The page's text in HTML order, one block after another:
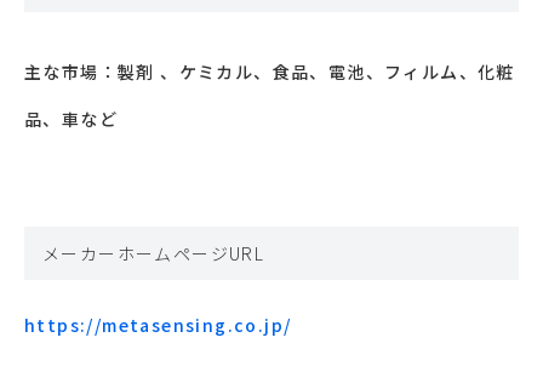
主な市場：製剤 、ケミカル、食品、電池、フィルム、化粧
品、車など
メーカーホームページURL
https://metasensing.co.jp/